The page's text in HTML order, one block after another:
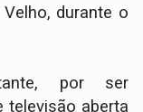
durante o
por ser
televisão aberta